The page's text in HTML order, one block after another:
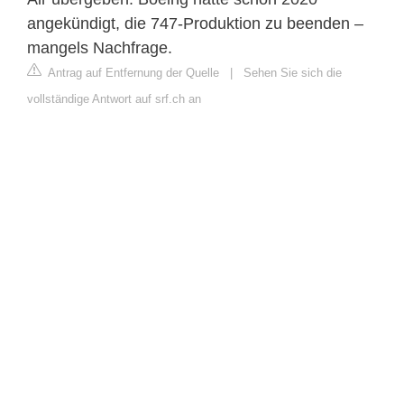
angekündigt, die 747-Produktion zu beenden –
mangels Nachfrage.
Antrag auf Entfernung der Quelle | Sehen Sie sich die
vollständige Antwort auf srf.ch an